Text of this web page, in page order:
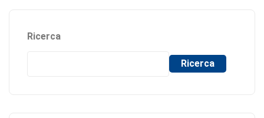
Ricerca
Ricerca